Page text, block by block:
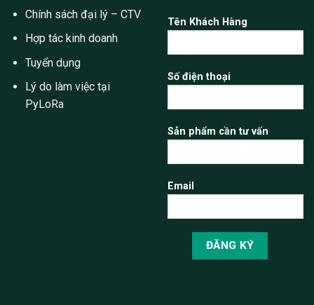
Chính sách đại lý – CTV
Hợp tác kinh doanh
Tuyển dụng
Lý do làm việc tại
PyLoRa
Tên Khách Hàng
Số điện thoại
Sản phẩm cần tư vấn
Email